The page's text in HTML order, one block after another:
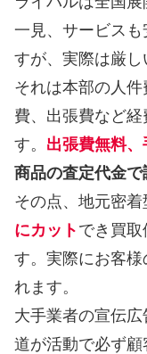
一見、サービス
すが、実際は厳し
それは本部の人
費、出張費など
す。 出張費無料
商品の査定代金で
その点、地元密
にカット でき買
す。実際にお客
れます。
大手業者の宣伝
道が活動で必ず